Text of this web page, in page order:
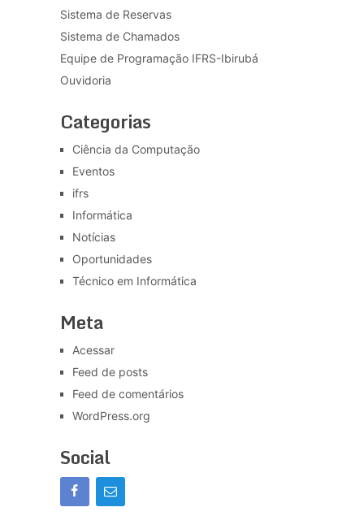
Sistema de Reservas
Sistema de Chamados
Equipe de Programação IFRS-Ibirubá
Ouvidoria
Categorias
Ciência da Computação
Eventos
ifrs
Informática
Notícias
Oportunidades
Técnico em Informática
Meta
Acessar
Feed de posts
Feed de comentários
WordPress.org
Social